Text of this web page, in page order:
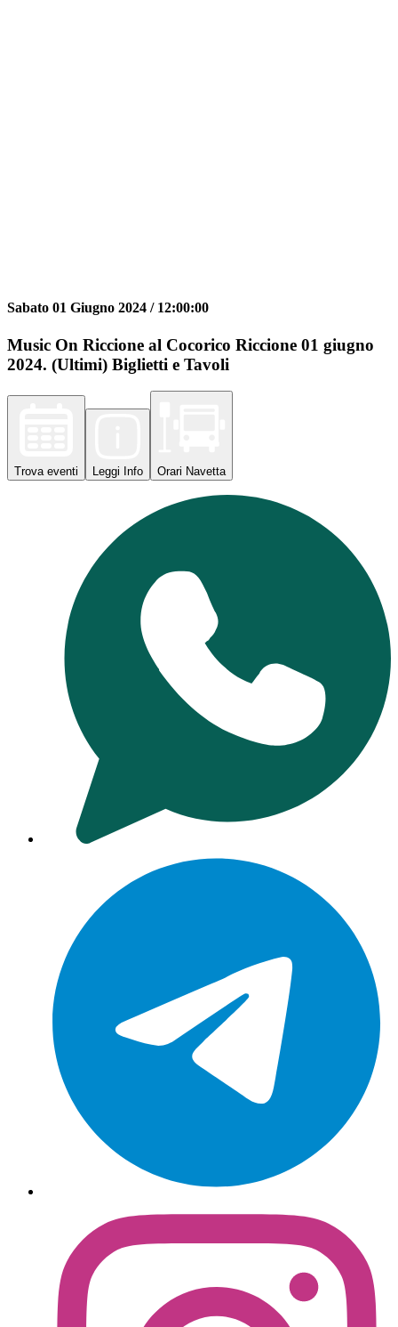
Sabato 01 Giugno 2024 / 12:00:00
Music On Riccione al Cocorico Riccione 01 giugno
2024. (Ultimi) Biglietti e Tavoli
Trova eventi Leggi Info Orari Navetta